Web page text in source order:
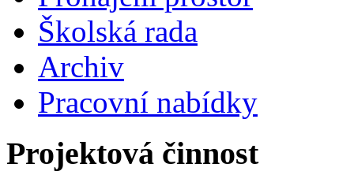
Školská rada
Archiv
Pracovní nabídky
Projektová činnost